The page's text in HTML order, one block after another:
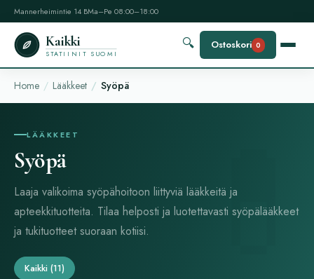
Mannerheimintie 14 BMa–Pe 08:00–18:00
Kaikki
STATIINIT SUOMI
🔍 Ostoskori 0
Home Lääkkeet Syöpä
LÄÄKKEET
Syöpä
Laaja valikoima syöpähoitoon liittyviä lääkkeitä ja
apteekkituotteita. Tilaa helposti ja luotettavasti syöpälääkkeet
ja tukituotteet suoraan kotiisi.
Kaikki (11)